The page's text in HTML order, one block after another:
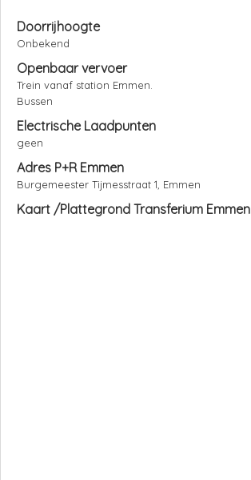
Doorrijhoogte
Onbekend
Openbaar vervoer
Trein vanaf station Emmen.
Bussen
Electrische Laadpunten
geen
Adres P+R Emmen
Burgemeester Tijmesstraat 1, Emmen
Kaart /Plattegrond Transferium Emmen